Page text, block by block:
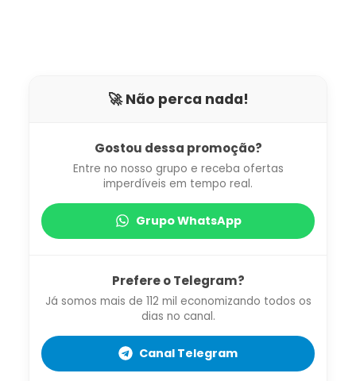
🚀 Não perca nada!
Gostou dessa promoção?
Entre no nosso grupo e receba ofertas
imperdíveis em tempo real.
Grupo WhatsApp
Prefere o Telegram?
Já somos mais de 112 mil economizando todos os
dias no canal.
Canal Telegram